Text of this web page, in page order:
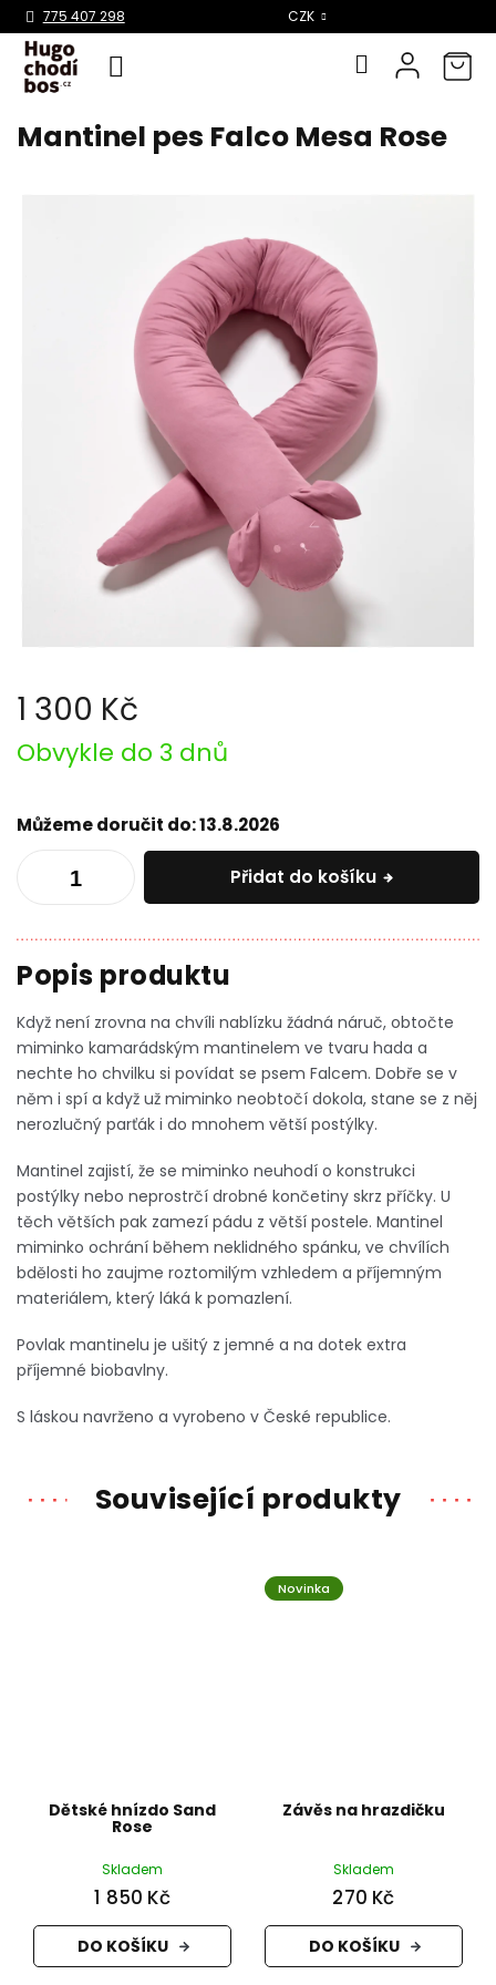
Přejít
775 407 298 CZK
Mantinel pes Falco Mesa Rose
1 300 Kč
Měrná
cena:
Obvykle do 3 dnů
Můžeme doručit do:13.8.2026
Přidat do košíku
Když není zrovna na chvíli nablízku žádná náruč, obtočte
miminko kamarádským mantinelem ve tvaru hada a
nechte ho chvilku si povídat se psem Falcem. Dobře se v
něm i spí a když už miminko neobtočí dokola, stane se z něj
nerozlučný parťák i do mnohem větší postýlky.
Mantinel zajistí, že se miminko neuhodí o konstrukci
postýlky nebo neprostrčí drobné končetiny skrz příčky. U
těch větších pak zamezí pádu z větší postele. Mantinel
miminko ochrání během neklidného spánku, ve chvílích
bdělosti ho zaujme roztomilým vzhledem a příjemným
materiálem, který láká k pomazlení.
Povlak mantinelu je ušitý z jemné a na dotek extra
příjemné biobavlny.
S láskou navrženo a vyrobeno v České republice.
Související produkty
Dětské hnízdo Sand
Rose
Skladem
1 850 Kč
DO KOŠÍKU
Novinka
Závěs na hrazdičku
Skladem
270 Kč
DO KOŠÍKU